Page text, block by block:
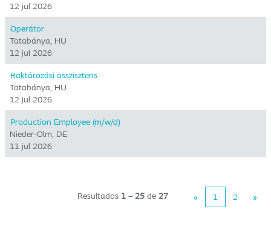
12 jul 2026
Operátor
Tatabánya, HU
12 jul 2026
Raktározási asszisztens
Tatabánya, HU
12 jul 2026
Production Employee (m/w/d)
Nieder-Olm, DE
11 jul 2026
Resultados 1 – 25 de 27 « 1 2 »